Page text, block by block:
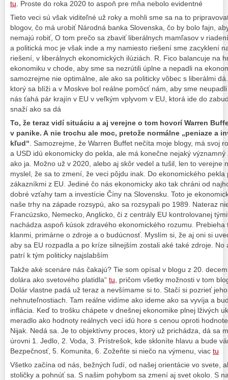
tu. Proste do roka 2020 to aspoň pre mňa nebolo evidentné
Tieto veci sú však viditeľné už roky a mohli sme sa na to
blogov, čo má urobiť Národná banka Slovenska, čo by bolo fajn,
nemajú robiť, O tom prečo sa zbaviť liberálnych mamľasov v
a politická moc je však inde a my namiesto riešení sme zacyklení
riešení, v liberálnych ekonomických ilúziách. R. Fico balancuje na
ekonomiku v chode, aby sme sa nezrútili úplne a nepadli na
samozrejme nie optimálne, ale ako sa politicky vôbec s liberálmi
ktorý sa blíži a v Moskve bol reálne pomôcť nám, aby sme
nás ťahá pár krajín v EU v veľkým vplyvom v EU, ktorá ide do
snaží ako sa dá
To, že teraz vidí situáciu a aj verejne o tom hovorí Warren
v panike. A nie trochu ale moc, pretože normálne „peniaze a
kľud“. Samozrejme, že Warren Buffet nečíta moje blogy, má svoj
a USD idú ekonomicky do pekla, ale má konečne nejaký
ako ja. Možno už v 2020, alebo aj skôr vedel a tušil, len to verejne
myslel, že sa to zmení, že veci pôjdu inak. Do ekonomického
zákazníkmi z EU. Jediné čo nás ekonomicky ako tak chráni od
dobré vzťahy tam a investície Číny na Slovensku. Toto je
naše trhy na západe rozsypú, ako sa rozsypali po 1989. Nateraz
Francúzsko, Nemecko, Anglicko, či z centrály EU kontrolovanej
nachádza aspoň kúsok zdravého ekonomického rozumu.
klanmi, primárne o zdroje a o budúcnosť. Myslím si, že aj oni si
aby sa EU rozpadla a po kríze silnejším zostali aké také zdroje. No
patrí k tým politicky najslabším
Takže aké scenáre nás čakajú? Tie som opísal v blogu z 20.
dolára ako svetového platidla“ tu , pričom všetky možnosti v tom
Dolár vlastne padá už teraz a nevšímame si to. Stačí si pozrieť
nehnuteľnostiach. Tam reálne vidíme ako ideme ako sa vyvíja a
inflácia. Keď to trošku chápete v dnešnej ekonomike plnej lživých
meradlo ako hodnoty reálnych vecí idú hore s cenou oproti
Nijak. Nedá sa. Je to objektívny proces, ktorý už prichádza, dá sa
úrovni 1. Jedlo, 2. Voda, 3. Prístrešok, kde skloníte hlavu a bude
Bezpečnosť, 5. Komunita, 6. Zožeňte si niečo na výmenu, viac tu
Všetko začína od nás, bežných ľudí, od našej orientácie vo svete,
stoličky a pohnúť sa. S našim pohybom sa zmení aj svet okolo. S